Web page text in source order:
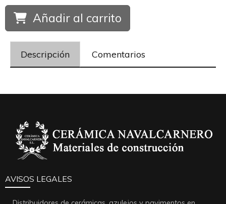
Añadir al carrito
Descripción Comentarios
AVISOS LEGALES